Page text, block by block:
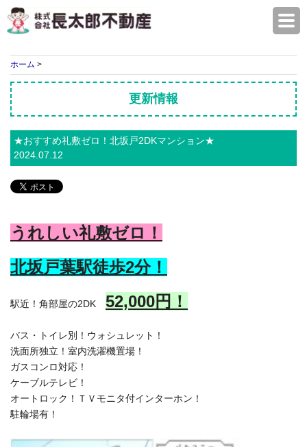
ホーム >
更新情報
★おすすめ礼敷ゼロ！北坂戸2DKマンション★
2024.07.12
うれしい礼敷ゼロ！
北坂戸葉駅徒歩2分！
駅近！角部屋の2DK 52,000円！
バス・トイレ別！ウォシュレット！
洗面所独立！室内洗濯機置場！
ガスコンロ対応！
ケーブルテレビ！
オートロック！ＴＶモニタ付インターホン！
駐輪場有！